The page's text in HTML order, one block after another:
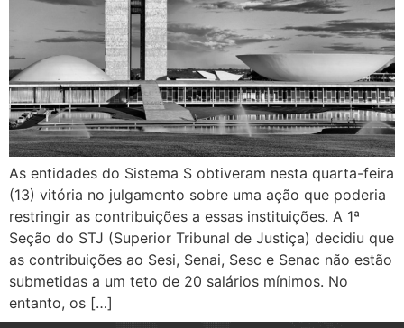
As entidades do Sistema S obtiveram nesta quarta-feira
(13) vitória no julgamento sobre uma ação que poderia
restringir as contribuições a essas instituições. A 1ª
Seção do STJ (Superior Tribunal de Justiça) decidiu que
as contribuições ao Sesi, Senai, Sesc e Senac não estão
submetidas a um teto de 20 salários mínimos. No
entanto, os […]